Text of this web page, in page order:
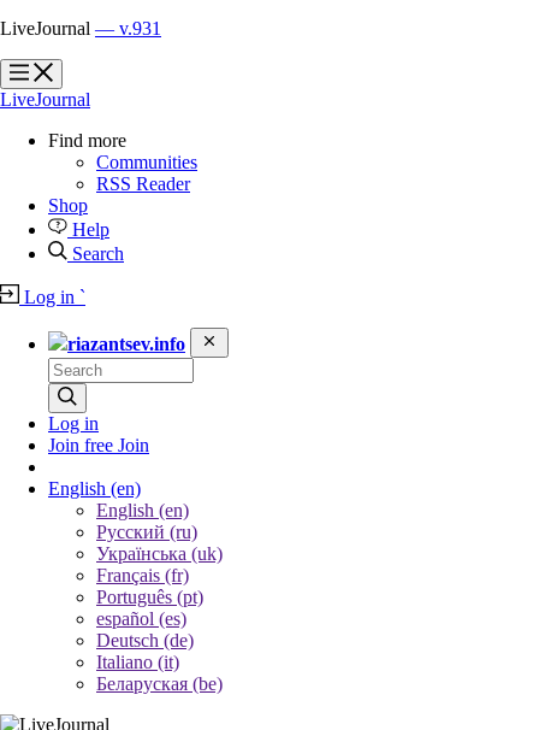
LiveJournal — v.931
?
?
LiveJournal
Find more
Communities
RSS Reader
Shop
Help
Search
Log in `
riazantsev.info
Log in
Join free Join
English (en)
English (en)
Русский (ru)
Українська (uk)
Français (fr)
Português (pt)
español (es)
Deutsch (de)
Italiano (it)
Беларуская (be)